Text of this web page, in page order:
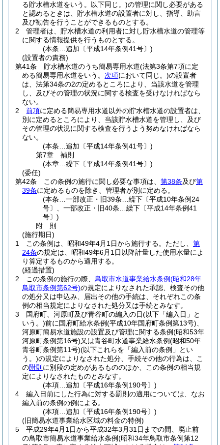
る貯水槽水道をいう。以下同じ。)の管理に関し必要がある
と認めるときは、貯水槽水道の設置者に対し、指導、助言
及び勧告を行うことができるものとする。
2
管理者は、貯水槽水道の利用者に対し貯水槽水道の管理等
に関する情報提供を行うものとする。
(本条…追加〔平成14年条例41号〕)
(設置者の責務)
第41条
貯水槽水道のうち簡易専用水道(法第3条第7項に定
める簡易専用水道をいう。 次項において同じ。)の設置者
は、法第34条の2の定めるところにより、当該水道を管理
し、及びその管理の状況に関する検査を受けなければなら
ない。
2
前項に定める簡易専用水道以外の貯水槽水道の設置者は、
別に定めるところにより、当該貯水槽水道を管理し、及び
その管理の状況に関する検査を行うよう努めなければなら
ない。
(本条…追加〔平成14年条例41号〕)
第7章
補則
(本章…繰下〔平成14年条例41号〕)
(委任)
第42条
この条例の施行に関し必要な事項は、 第38条及び第
39条に定めるものを除き、管理者が別に定める。
(本条…一部改正・旧39条…繰下〔平成10年条例24
号〕、一部改正・旧40条…繰下〔平成14年条例41
号〕)
附 則
(施行期日)
1
この条例は、昭和49年4月1日から施行する。 ただし、 第
24条の規定は、昭和49年6月1日以降計量した使用水量によ
り算定するものから適用する。
(経過措置)
2
この条例の施行の際、 鳥取市水道事業給水条例(昭和28年
鳥取市条例第62号)の規定によりなされた承認、検査その他
の処分又は申込み、届出その他の手続は、それぞれこの条
例の相当規定によりなされた処分又は手続とみなす。
3
国府町、河原町及び青谷町の編入の日(以下「編入日」と
いう。)前に国府町給水条例(平成10年国府町条例第13号)
河原町簡易水道施設の設置及び管理に関する条例(昭和53年
河原町条例第16号)又は青谷町水道事業給水条例(昭和50年
青谷町条例第11号)(以下これらを「編入前の条例」とい
う。)の規定によりなされた処分、手続その他の行為は、こ
の附則 に別段の定めがあるもののほか、この条例の相当規
定によりなされたものとみなす。
(本項…追加〔平成16年条例190号〕)
4
編入日前にした行為に対する罰則の適用については、なお
編入前の条例の例による。
(本項…追加〔平成16年条例190号〕)
(旧簡易水道事業給水区域の料金の特例)
5
平成29年4月1日から平成32年3月31日までの間、廃止前
の鳥取市簡易水道事業給水条例(昭和34年鳥取市条例第12